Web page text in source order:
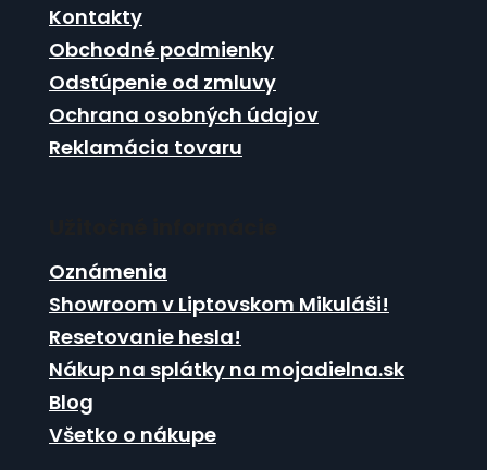
Kontakty
Obchodné podmienky
Odstúpenie od zmluvy
Ochrana osobných údajov
Reklamácia tovaru
Oznámenia
Showroom v Liptovskom Mikuláši!
Resetovanie hesla!
Nákup na splátky na mojadielna.sk
Blog
Všetko o nákupe